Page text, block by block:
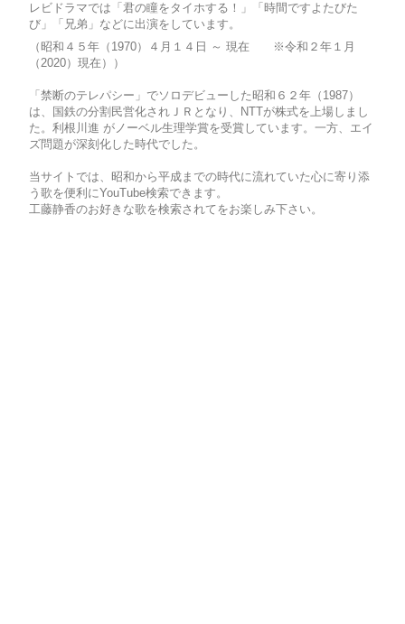
レビドラマでは「君の瞳をタイホする！」「時間ですよたびた
び」「兄弟」などに出演をしています。
（昭和４５年（1970）４月１４日 ～ 現在 ※令和２年１月
（2020）現在））
「禁断のテレパシー」でソロデビューした昭和６２年（1987）
は、国鉄の分割民営化されＪＲとなり、NTTが株式を上場しまし
た。利根川進 がノーベル生理学賞を受賞しています。一方、エイ
ズ問題が深刻化した時代でした。
当サイトでは、昭和から平成までの時代に流れていた心に寄り添
う歌を便利にYouTube検索できます。
工藤静香のお好きな歌を検索されてをお楽しみ下さい。